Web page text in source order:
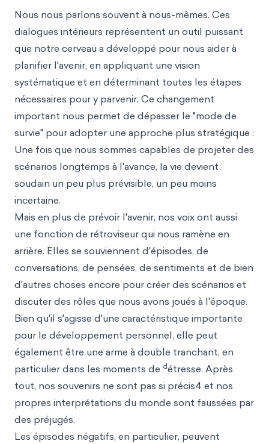
Nous nous parlons souvent à nous-mêmes. Ces
dialogues intérieurs représentent un outil puissant
que notre cerveau a développé pour nous aider à
planifier l'avenir, en appliquant une vision
systématique et en déterminant toutes les étapes
nécessaires pour y parvenir. Ce changement
important nous permet de dépasser le "mode de
survie" pour adopter une approche plus stratégique :
Une fois que nous sommes capables de projeter des
scénarios longtemps à l'avance, la vie devient
soudain un peu plus prévisible, un peu moins
incertaine.
Mais en plus de prévoir l'avenir, nos voix ont aussi
une fonction de rétroviseur qui nous ramène en
arrière. Elles se souviennent d'épisodes, de
conversations, de pensées, de sentiments et de bien
d'autres choses encore pour créer des scénarios et
discuter des rôles que nous avons joués à l'époque.
Bien qu'il s'agisse d'une caractéristique importante
pour le développement personnel, elle peut
également être une arme à double tranchant, en
particulier dans les moments de détresse. Après
tout, nos souvenirs ne sont pas si précis4 et nos
propres interprétations du monde sont faussées par
des préjugés.
Les épisodes négatifs, en particulier, peuvent